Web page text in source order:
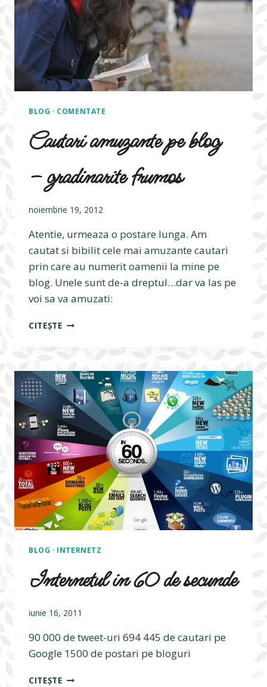
BLOG · COMENTATE
Cautari amuzante pe blog
– gradinarite frumos
noiembrie 19, 2012
Atentie, urmeaza o postare lunga. Am
cautat si bibilit cele mai amuzante cautari
prin care au numerit oamenii la mine pe
blog. Unele sunt de-a dreptul…dar va las pe
voi sa va amuzati:
CITEȘTECAUTARI
–
GRADINARITE
FRUMOS
BLOG · INTERNETZ
Internetul in 60 de secunde
iunie 16, 2011
90 000 de tweet-uri 694 445 de cautari pe
Google 1500 de postari pe bloguri
CITEȘTEINTERNETUL